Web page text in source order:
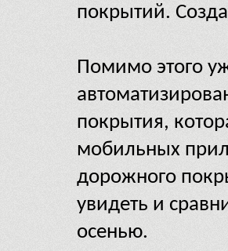
покрытий.
Помимо этого
покрытия,
мобильных
дорожного
увидеть и
осенью.